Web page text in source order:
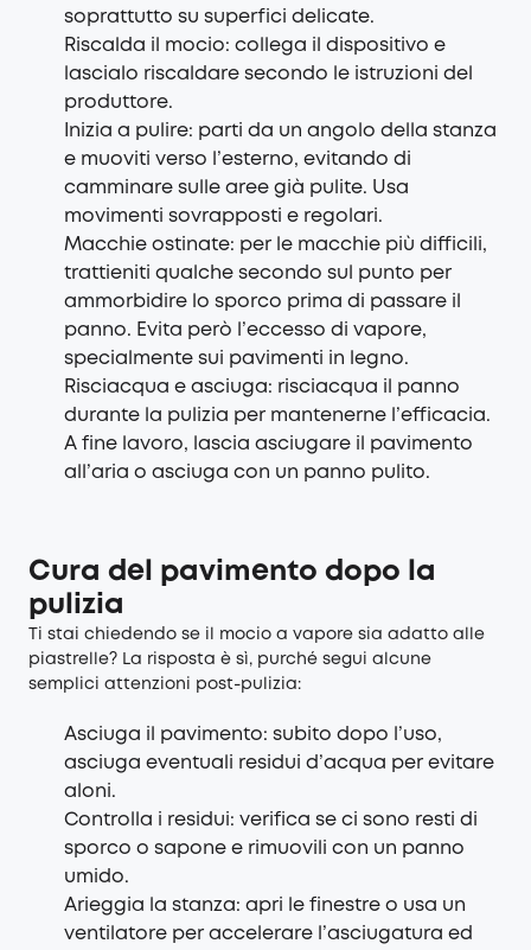
soprattutto su superfici delicate.
Riscalda il mocio: collega il dispositivo e
lascialo riscaldare secondo le istruzioni del
produttore.
Inizia a pulire: parti da un angolo della stanza
e muoviti verso l’esterno, evitando di
camminare sulle aree già pulite. Usa
movimenti sovrapposti e regolari.
Macchie ostinate: per le macchie più difficili,
trattieniti qualche secondo sul punto per
ammorbidire lo sporco prima di passare il
panno. Evita però l’eccesso di vapore,
specialmente sui pavimenti in legno.
Risciacqua e asciuga: risciacqua il panno
durante la pulizia per mantenerne l’efficacia.
A fine lavoro, lascia asciugare il pavimento
all’aria o asciuga con un panno pulito.
Cura del pavimento dopo la
pulizia
Ti stai chiedendo se il mocio a vapore sia adatto alle
piastrelle? La risposta è sì, purché segui alcune
semplici attenzioni post-pulizia:
Asciuga il pavimento: subito dopo l’uso,
asciuga eventuali residui d’acqua per evitare
aloni.
Controlla i residui: verifica se ci sono resti di
sporco o sapone e rimuovili con un panno
umido.
Arieggia la stanza: apri le finestre o usa un
ventilatore per accelerare l’asciugatura ed